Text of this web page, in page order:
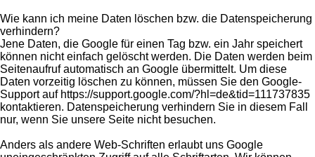
Wie kann ich meine Daten löschen bzw. die Datenspeicherung
verhindern?
Jene Daten, die Google für einen Tag bzw. ein Jahr speichert
können nicht einfach gelöscht werden. Die Daten werden beim
Seitenaufruf automatisch an Google übermittelt. Um diese
Daten vorzeitig löschen zu können, müssen Sie den Google-
Support auf https://support.google.com/?hl=de&tid=111737835
kontaktieren. Datenspeicherung verhindern Sie in diesem Fall
nur, wenn Sie unsere Seite nicht besuchen.
Anders als andere Web-Schriften erlaubt uns Google